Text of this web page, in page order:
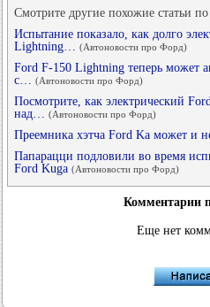
Смотрите другие похожие статьи по
Испытание показало, как долго
Lightning… (Автоновости про Форд)
Ford F-150 Lightning теперь может
с… (Автоновости про Форд)
Посмотрите, как электрический
над… (Автоновости про Форд)
Преемника хэтча Ford Ka может и
Папарацци подловили во время
Ford Kuga (Автоновости про Форд)
Комментарии
Еще нет